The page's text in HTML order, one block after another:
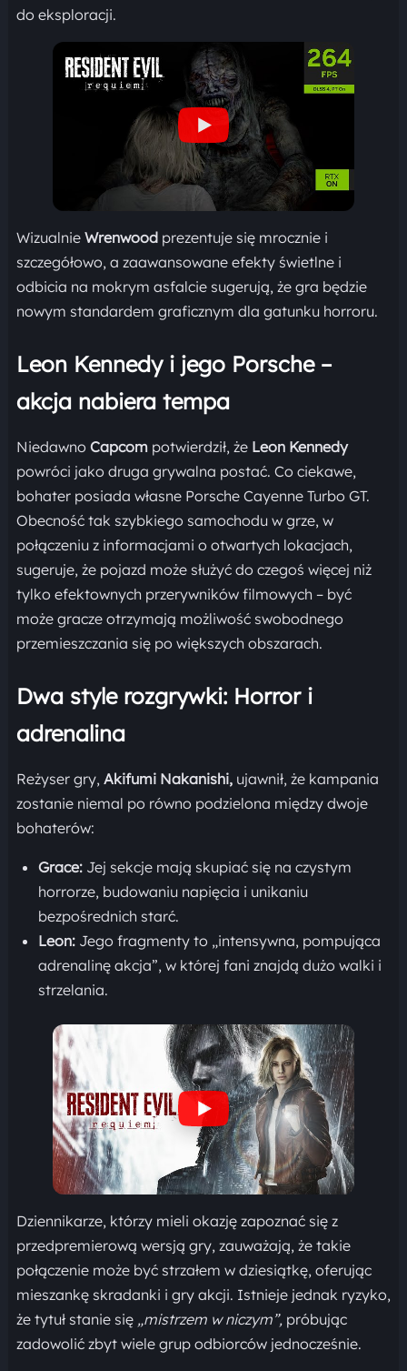
do eksploracji.
Wizualnie Wrenwoodprezentuje się mrocznie i
szczegółowo, a zaawansowane efekty świetlne i
odbicia na mokrym asfalcie sugerują, że gra będzie
nowym standardem graficznym dla gatunku horroru.
Leon Kennedy i jego Porsche –
akcja nabiera tempa
Niedawno Capcompotwierdził, że Leon Kennedy
powróci jako druga grywalna postać. Co ciekawe,
bohater posiada własne Porsche Cayenne Turbo GT.
Obecność tak szybkiego samochodu w grze, w
połączeniu z informacjami o otwartych lokacjach,
sugeruje, że pojazd może służyć do czegoś więcej niż
tylko efektownych przerywników filmowych – być
może gracze otrzymają możliwość swobodnego
przemieszczania się po większych obszarach.
Dwa style rozgrywki: Horror i
adrenalina
Reżyser gry, Akifumi Nakanishi,ujawnił, że kampania
zostanie niemal po równo podzielona między dwoje
bohaterów:
Grace:Jej sekcje mają skupiać się na czystym
horrorze, budowaniu napięcia i unikaniu
bezpośrednich starć.
Leon:Jego fragmenty to „intensywna, pompująca
adrenalinę akcja”, w której fani znajdą dużo walki i
strzelania.
Dziennikarze, którzy mieli okazję zapoznać się z
przedpremierową wersją gry, zauważają, że takie
połączenie może być strzałem w dziesiątkę, oferując
mieszankę skradanki i gry akcji. Istnieje jednak ryzyko,
że tytuł stanie się „mistrzem w niczym”,próbując
zadowolić zbyt wiele grup odbiorców jednocześnie.